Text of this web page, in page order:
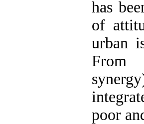
has
of
urban
From
poor